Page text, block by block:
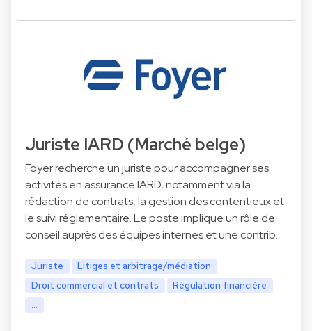
Juriste IARD (Marché belge)
Foyer recherche un juriste pour accompagner ses
activités en assurance IARD, notamment via la
rédaction de contrats, la gestion des contentieux et
le suivi réglementaire. Le poste implique un rôle de
conseil auprès des équipes internes et une contrib…
Juriste
Litiges et arbitrage/médiation
Droit commercial et contrats
Régulation financière
...